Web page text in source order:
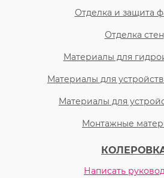
Отделка и защита
Отделка стен
Материалы для
Материалы для
Материалы для
Монтажные
Написать